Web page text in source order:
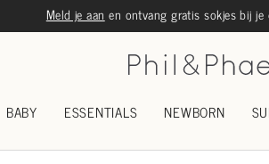
Meld je aan en ontvang gratis sokjes bij je
BABY ESSENTIALS NEWBORN